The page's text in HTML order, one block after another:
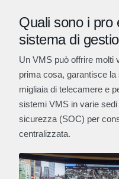
Quali sono i pro
sistema di
Un VMS può offrire molti
prima cosa, garantisce
migliaia di telecamere e
sistemi VMS in varie
sicurezza (SOC) per
centralizzata.